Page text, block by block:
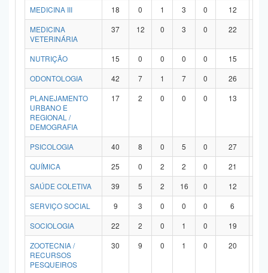
MEDICINA III
18 0 1 3 0 12
MEDICINA
VETERINÁRIA
37 12 0 3 0 22
NUTRIÇÃO 15 0 0 0 0 15
ODONTOLOGIA
42 7 1 7 0 26
PLANEJAMENTO
URBANO E
REGIONAL /
DEMOGRAFIA
17 2 0 0 0 13
PSICOLOGIA 40 8 0 5 0 27
QUÍMICA
25 0 2 2 0 21
SAÚDE COLETIVA
39 5 2 16 0 12
SERVIÇO SOCIAL
9 3 0 0 0 6
SOCIOLOGIA
22 2 0 1 0 19
ZOOTECNIA /
RECURSOS
PESQUEIROS
30 9 0 1 0 20